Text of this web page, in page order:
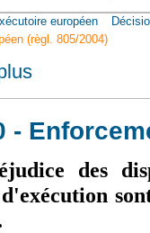
européen
(règl. 805/2004)
-
des